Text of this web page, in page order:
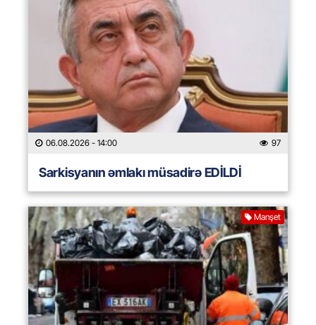
06.08.2026 - 14:00 97
Sarkisyanın əmlakı müsadirə EDİLDİ
Manşet